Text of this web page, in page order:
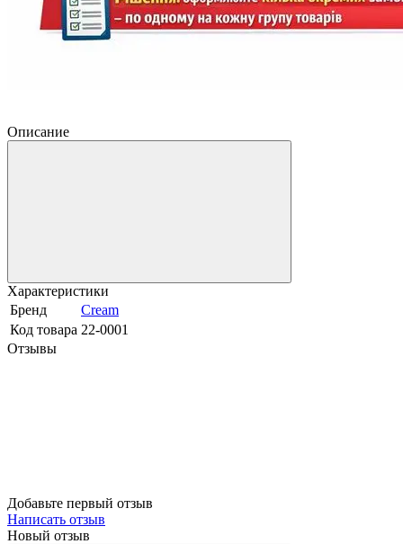
Описание
Характеристики
Бренд
Cream
Код товара 22-0001
Отзывы
Добавьте первый отзыв
Написать отзыв
Новый отзыв